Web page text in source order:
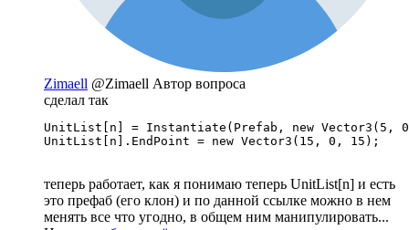
Zimaell @Zimaell Автор вопроса
сделал так
UnitList[n] = Instantiate(Prefab, new
UnitList[n].EndPoint = new Vector3(15, 0, 15);
теперь работает, как я понимаю теперь UnitList[n] и есть
это префаб (его клон) и по данной ссылке можно в нем
менять все что угодно, в общем ним манипулировать...